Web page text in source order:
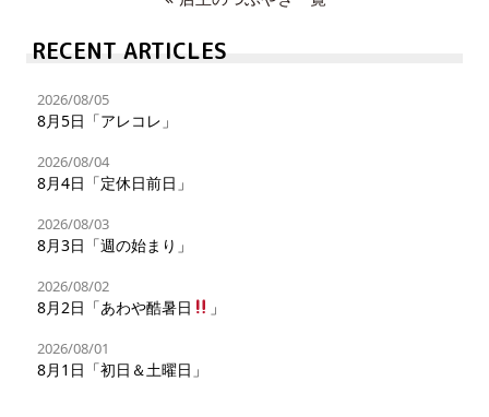
RECENT ARTICLES
2026/08/05
8月5日「アレコレ」
2026/08/04
8月4日「定休日前日」
2026/08/03
8月3日「週の始まり」
2026/08/02
8月2日「あわや酷暑日 」
2026/08/01
8月1日「初日＆土曜日」